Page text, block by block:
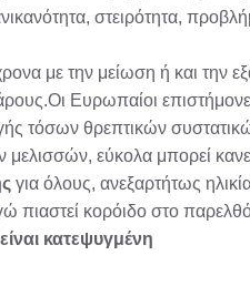
στειρότητα,
με την μείωση ή και την
Ευρωπαίοι
τόσων θρεπτικών
εύκολα μπορεί
για όλους, ανεξαρτήτως
πιαστεί κορόιδο στο
κατεψυγμένη